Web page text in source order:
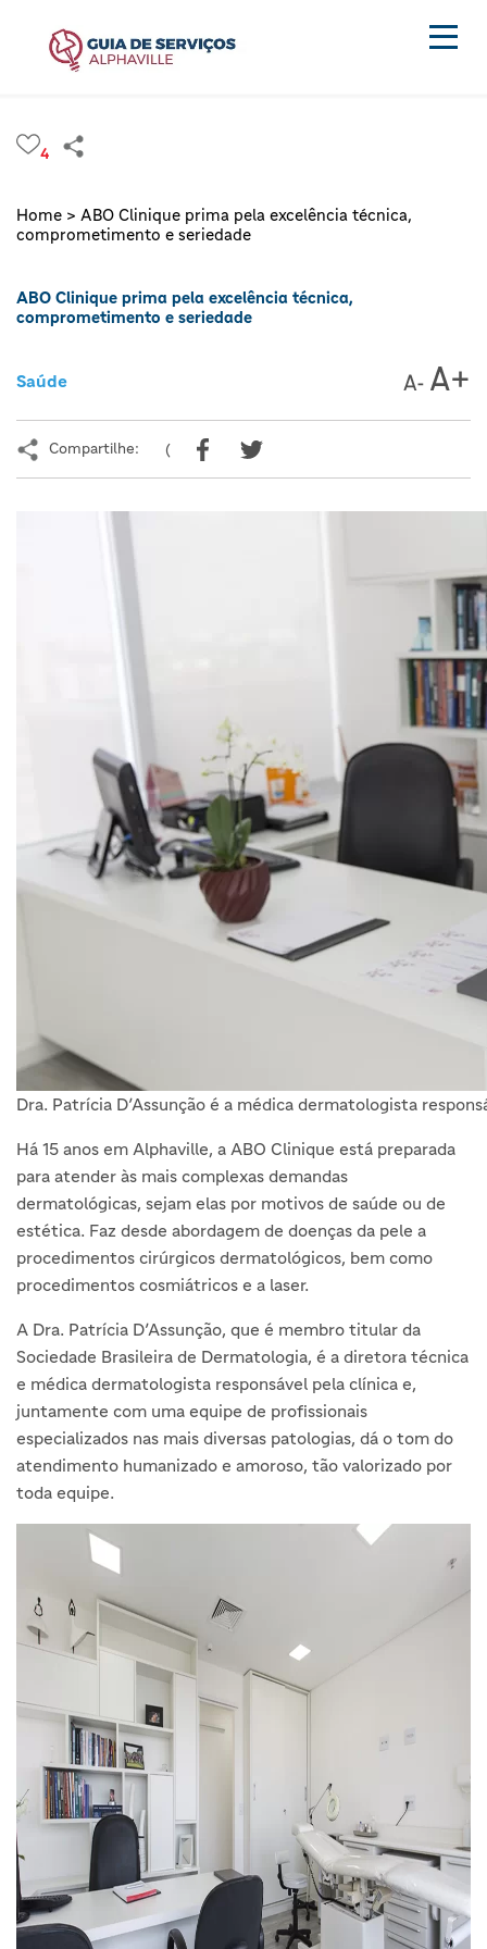
4
Home > ABO Clinique prima pela excelência técnica,
comprometimento e seriedade
ABO Clinique prima pela excelência técnica,
comprometimento e seriedade
Saúde
Compartilhe: (
Dra. Patrícia D’Assunção é a médica dermatologista
Há 15 anos em Alphaville, a ABO Clinique está preparada
para atender às mais complexas demandas
dermatológicas, sejam elas por motivos de saúde ou de
estética. Faz desde abordagem de doenças da pele a
procedimentos cirúrgicos dermatológicos, bem como
procedimentos cosmiátricos e a laser.
A Dra. Patrícia D’Assunção, que é membro titular da
Sociedade Brasileira de Dermatologia, é a diretora técnica
e médica dermatologista responsável pela clínica e,
juntamente com uma equipe de profissionais
especializados nas mais diversas patologias, dá o tom do
atendimento humanizado e amoroso, tão valorizado por
toda equipe.